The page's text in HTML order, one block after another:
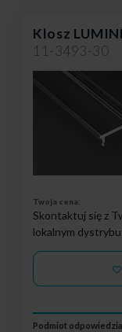
Klosz
11-3493-30
Twoja cena:
Skontaktuj się z
lokalnym
Podmiot